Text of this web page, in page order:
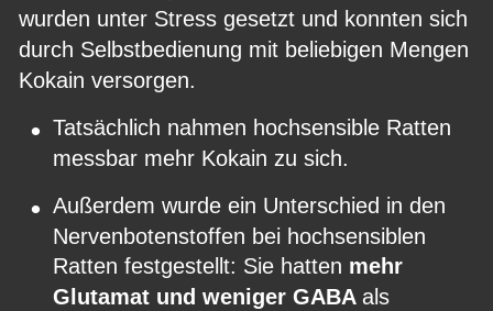
wurden unter Stress gesetzt und konnten sich
durch Selbstbedienung mit beliebigen Mengen
Kokain versorgen.
• Tatsächlich nahmen hochsensible Ratten
messbar mehr Kokain zu sich.
• Außerdem wurde ein Unterschied in den
Nervenbotenstoffen bei hochsensiblen
Ratten festgestellt: Sie hatten mehr
Glutamat und weniger GABA als